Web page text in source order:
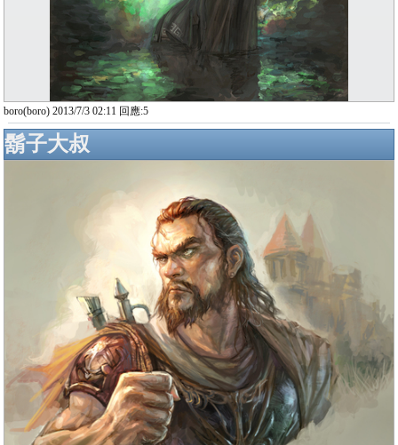
boro(boro) 2013/7/3 02:11 回應:5
鬍子大叔